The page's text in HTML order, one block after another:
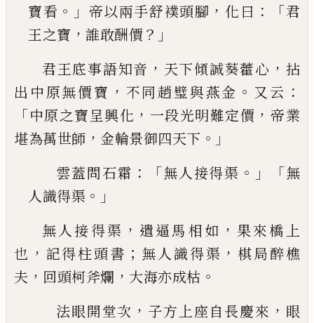
寶看 。」 帝以兩手舒襆頭腳 ，化曰 ： 「君
王之寶 ， 誰敢酬價 ？」
君王底事語知音 ， 天下傾誠葵藿心 ， 拈
出中原無價寶 ， 不同趙璧與燕金 。 又云 ：
「中原之寶呈興化 ， 一段光明難定價 ，帝業
堪為萬世師 ， 金輪景御四天下 。」
雲蓋問石霜 ：「無人接得渠 。」「無
人識得渠 。」
無人接得渠 ， 遺逼馬相如 ， 果來橋上
也 ， 記得柱頭書 ； 無人識得渠 ，棋局醉樵
夫 ， 回頭柯斧爛 ， 大海亦成枯 。
法眼開堂次 ， 子方上座自長慶來 ， 眼